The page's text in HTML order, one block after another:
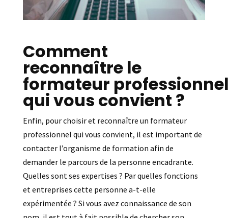
Comment
reconnaître le
formateur
qui vous convient ?
Enfin, pour choisir et reconnaître un formateur
professionnel qui vous convient, il est important de
contacter l’organisme de formation afin de
demander le parcours de la personne encadrante.
Quelles sont ses expertises ? Par quelles fonctions
et entreprises cette personne a-t-elle
expérimentée ? Si vous avez connaissance de son